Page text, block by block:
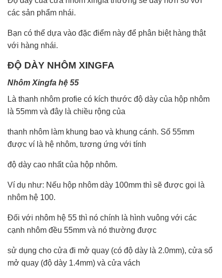
các sản phẩm nhái.
Bạn có thể dựa vào đặc điểm này để phân biệt hàng thật
với hàng nhái.
ĐỘ DÀY NHÔM XINGFA
Nhôm Xingfa hệ 55
Là thanh nhôm profie có kích thước độ dày của hộp nhôm
là 55mm và đây là chiều rộng của
thanh nhôm làm khung bao và khung cánh. Số 55mm
được ví là hệ nhôm, tương ứng với tính
độ dày cao nhất của hộp nhôm.
Ví dụ như: Nếu hộp nhôm dày 100mm thì sẽ được gọi là
nhôm hệ 100.
Đối với nhôm hệ 55 thì nó chính là hình vuông với các
cạnh nhôm đều 55mm và nó thường được
sử dụng cho cửa đi mở quay (có độ dày là 2.0mm), cửa sổ
mở quay (độ dày 1.4mm) và cửa vách